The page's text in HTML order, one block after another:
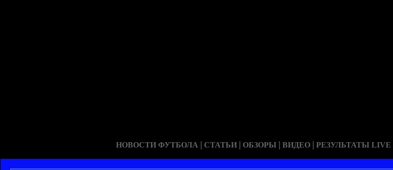
НОВОСТИ ФУТБОЛА | СТАТЬИ | ОБЗОРЫ | ВИДЕО | РЕЗУЛЬТАТЫ LIVE